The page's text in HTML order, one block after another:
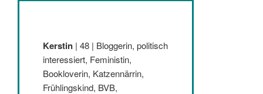
Kerstin | 48 | Bloggerin, politisch
interessiert, Feministin,
Bookloverin, Katzennärrin,
Frühlingskind, BVB,